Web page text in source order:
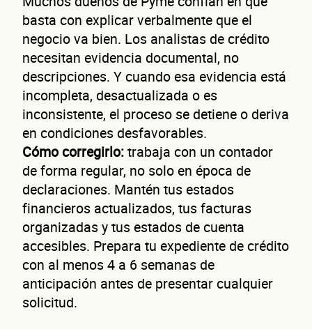
basta con explicar verbalmente que el
negocio va bien. Los analistas de crédito
necesitan evidencia documental, no
descripciones. Y cuando esa evidencia está
incompleta, desactualizada o es
inconsistente, el proceso se detiene o deriva
en condiciones desfavorables.
Cómo corregirlo:trabaja con un contador
de forma regular, no solo en época de
declaraciones. Mantén tus estados
financieros actualizados, tus facturas
organizadas y tus estados de cuenta
accesibles. Prepara tu expediente de crédito
con al menos 4 a 6 semanas de
anticipación antes de presentar cualquier
solicitud.